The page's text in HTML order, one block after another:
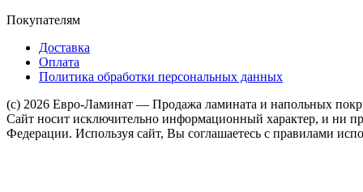
Покупателям
Доставка
Оплата
Политика обработки персональных данных
(c) 2026 Евро-Ламинат — Продажа ламината и напольных
Сайт носит исключительно информационный характер, и ни
Федерации. Используя сайт, Вы соглашаетесь с правилами